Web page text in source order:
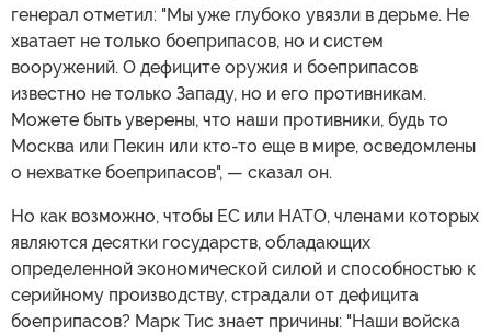
генерал отметил: "Мы уже глубоко увязли в дерьме. Не
хватает не только боеприпасов, но и систем
вооружений. О дефиците оружия и боеприпасов
известно не только Западу, но и его противникам.
Можете быть уверены, что наши противники, будь то
Москва или Пекин или кто-то еще в мире, осведомлены
о нехватке боеприпасов", — сказал он.
Но как возможно, чтобы ЕС или НАТО, членами которых
являются десятки государств, обладающих
определенной экономической силой и способностью к
серийному производству, страдали от дефицита
боеприпасов? Марк Тис знает причины: "Наши войска